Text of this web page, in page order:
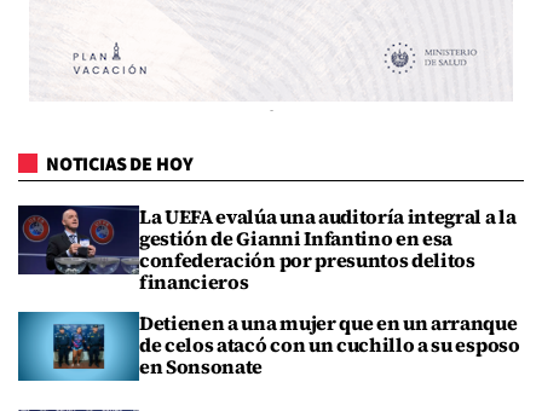
NOTICIAS DE HOY
La UEFA evalúa una auditoría integral a la
gestión de Gianni Infantino en esa
confederación por presuntos delitos
financieros
Detienen a una mujer que en un arranque
de celos atacó con un cuchillo a su esposo
en Sonsonate